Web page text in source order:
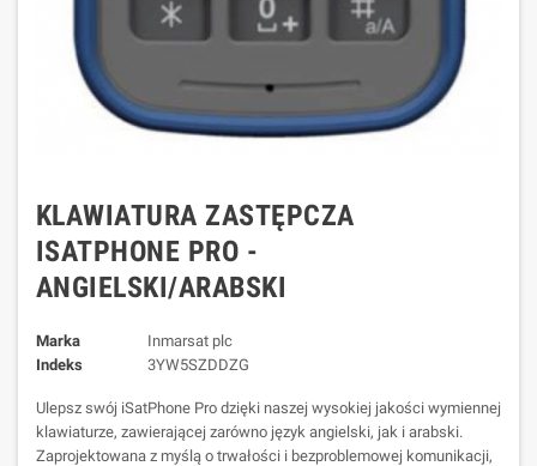
KLAWIATURA ZASTĘPCZA
ISATPHONE PRO -
ANGIELSKI/ARABSKI
Marka
Inmarsat plc
Indeks
3YW5SZDDZG
Ulepsz swój iSatPhone Pro dzięki naszej wysokiej jakości wymiennej
klawiaturze, zawierającej zarówno język angielski, jak i arabski.
Zaprojektowana z myślą o trwałości i bezproblemowej komunikacji,